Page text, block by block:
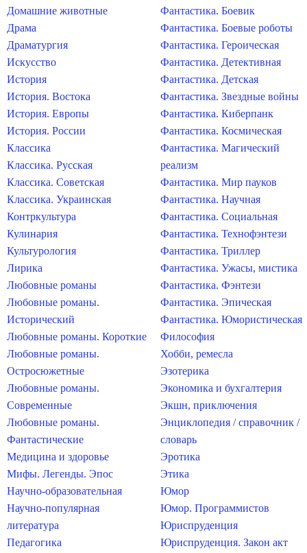
Домашние животные
Драма
Драматургия
Искусство
История
История. Востока
История. Европы
История. России
Классика
Классика. Русская
Классика. Советская
Классика. Украинская
Контркультура
Кулинария
Культурология
Лирика
Любовные романы
Любовные романы.
Исторический
Любовные романы. Короткие
Любовные романы.
Остросюжетные
Любовные романы.
Современные
Любовные романы.
Фантастические
Медицина и здоровье
Мифы. Легенды. Эпос
Научно-образовательная
Научно-популярная
литература
Педагогика
Фантастика. Боевик
Фантастика. Боевые роботы
Фантастика. Героическая
Фантастика. Детективная
Фантастика. Детская
Фантастика. Звездные войны
Фантастика. Киберпанк
Фантастика. Космическая
Фантастика. Магический
реализм
Фантастика. Мир пауков
Фантастика. Научная
Фантастика. Социальная
Фантастика. Технофэнтези
Фантастика. Триллер
Фантастика. Ужасы, мистика
Фантастика. Фэнтези
Фантастика. Эпическая
Фантастика. Юмористическая
Философия
Хобби, ремесла
Эзотерика
Экономика и бухгалтерия
Экшн, приключения
Энциклопедия / справочник /
словарь
Эротика
Этика
Юмор
Юмор. Программистов
Юриспруденция
Юриспруденция. Закон акт